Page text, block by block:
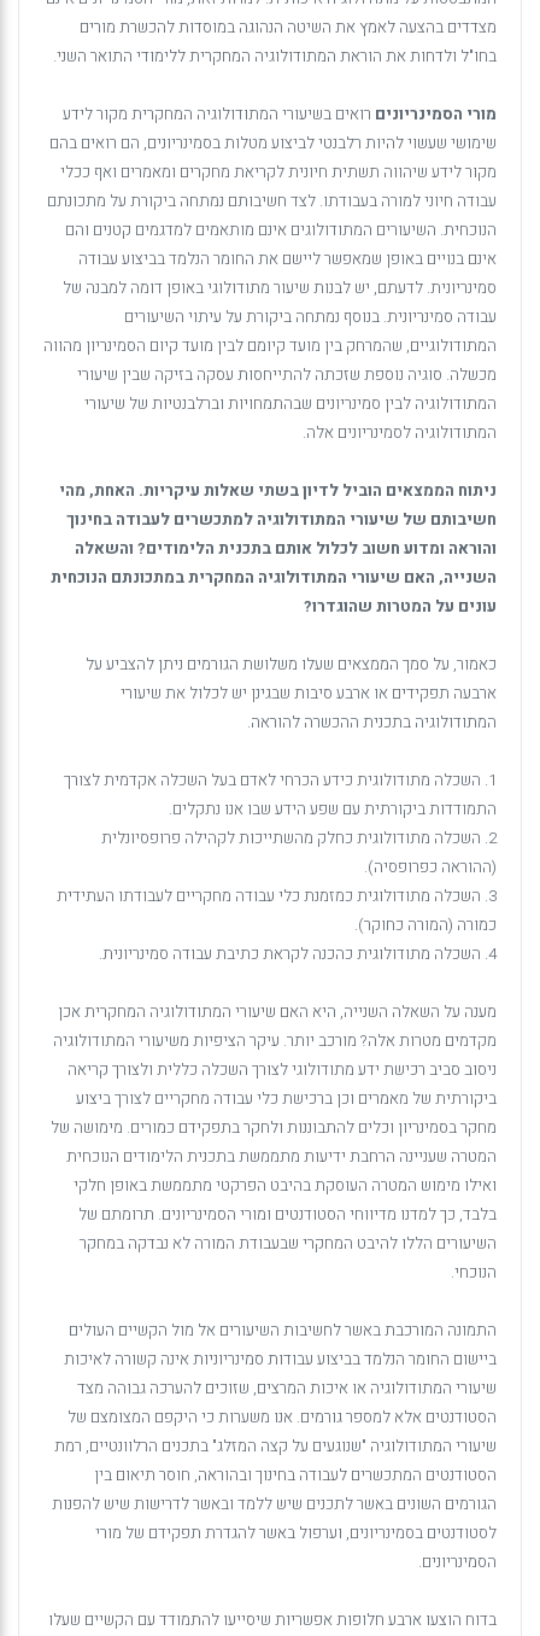
מצדדים בהצעה לאמץ את השיטה הנהוגה במוסדות להכשרת מורים
בחו"ל ולדחות את הוראת המתודולוגיה המחקרית ללימודי התואר השני.
מורי הסמינריונים רואים בשיעורי המתודולוגיה המחקרית מקור לידע
שימושי שעשוי להיות רלבנטי לביצוע מטלות בסמינריונים, הם רואים בהם
מקור לידע שיהווה תשתית חיונית לקריאת מחקרים ומאמרים ואף ככלי
עבודה חיוני למורה בעבודתו. לצד חשיבותם נמתחה ביקורת על מתכונתם
הנוכחית. השיעורים המתודולוגים אינם מותאמים למדגמים קטנים והם
אינם בנויים באופן שמאפשר ליישם את החומר הנלמד בביצוע עבודה
סמינריונית. לדעתם, יש לבנות שיעור מתודולוגי באופן דומה למבנה של
עבודה סמינריונית. בנוסף נמתחה ביקורת על עיתוי השיעורים
המתודולוגיים, שהמרחק בין מועד קיומם לבין מועד קיום הסמינריון מהווה
מכשלה. סוגיה נוספת שזכתה להתייחסות עסקה בזיקה שבין שיעורי
המתודולוגיה לבין סמינריונים שבהתמחויות וברלבנטיות של שיעורי
המתודולוגיה לסמינריונים אלה.
ניתוח הממצאים הוביל לדיון בשתי שאלות עיקריות. האחת, מהי
חשיבותם של שיעורי המתודולוגיה למתכשרים לעבודה בחינוך
והוראה ומדוע חשוב לכלול אותם בתכנית הלימודים? והשאלה
השנייה, האם שיעורי המתודולוגיה המחקרית במתכונתם הנוכחית
עונים על המטרות שהוגדרו?
כאמור, על סמך הממצאים שעלו משלושת הגורמים ניתן להצביע על
ארבעה תפקידים או ארבע סיבות שבגינן יש לכלול את שיעורי
המתודולוגיה בתכנית ההכשרה להוראה.
1. השכלה מתודולוגית כידע הכרחי לאדם בעל השכלה אקדמית לצורך
התמודדות ביקורתית עם שפע הידע שבו אנו נתקלים.
2. השכלה מתודולוגית כחלק מהשתייכות לקהילה פרופסיונלית
(ההוראה כפרופסיה).
3. השכלה מתודולוגית כמזמנת כלי עבודה מחקריים לעבודתו העתידית
כמורה (המורה כחוקר).
4. השכלה מתודולוגית כהכנה לקראת כתיבת עבודה סמינריונית.
מענה על השאלה השנייה, היא האם שיעורי המתודולוגיה המחקרית אכן
מקדמים מטרות אלה? מורכב יותר. עיקר הציפיות משיעורי המתודולוגיה
ניסוב סביב רכישת ידע מתודולוגי לצורך השכלה כללית ולצורך קריאה
ביקורתית של מאמרים וכן ברכישת כלי עבודה מחקריים לצורך ביצוע
מחקר בסמינריון וכלים להתבוננות ולחקר בתפקידם כמורים. מימושה של
המטרה שעניינה הרחבת ידיעות מתממשת בתכנית הלימודים הנוכחית
ואילו מימוש המטרה העוסקת בהיבט הפרקטי מתממשת באופן חלקי
בלבד, כך למדנו מדיווחי הסטודנטים ומורי הסמינריונים. תרומתם של
השיעורים הללו להיבט המחקרי שבעבודת המורה לא נבדקה במחקר
הנוכחי.
התמונה המורכבת באשר לחשיבות השיעורים אל מול הקשיים העולים
ביישום החומר הנלמד בביצוע עבודות סמינריוניות אינה קשורה לאיכות
שיעורי המתודולוגיה או איכות המרצים, שזוכים להערכה גבוהה מצד
הסטודנטים אלא למספר גורמים. אנו משערות כי היקפם המצומצם של
שיעורי המתודולוגיה "שנוגעים על קצה המזלג" בתכנים הרלוונטיים, רמת
הסטודנטים המתכשרים לעבודה בחינוך ובהוראה, חוסר תיאום בין
הגורמים השונים באשר לתכנים שיש ללמד ובאשר לדרישות שיש להפנות
לסטודנטים בסמינריונים, וערפול באשר להגדרת תפקידם של מורי
הסמינריונים.
בדוח הוצעו ארבע חלופות אפשריות שיסייעו להתמודד עם הקשיים שעלו